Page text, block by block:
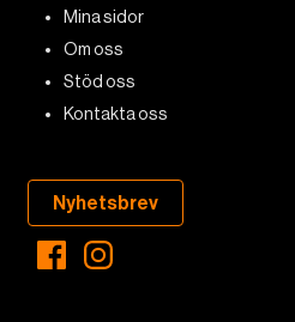
Mina sidor
Om oss
Stöd oss
Kontakta oss
Nyhetsbrev